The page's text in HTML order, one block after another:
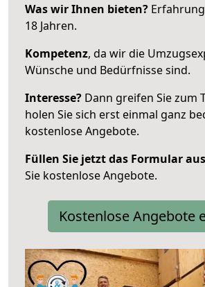
Was wir Ihnen bieten?
18 Jahren.
Kompetenz, da wir die
Wünsche und Bedürfnisse sind.
Interesse? Dann greifen Sie zum
holen Sie sich erst einmal ganz
kostenlose Angebote.
Füllen Sie jetzt das Formular aus
Sie kostenlose Angebote.
Kostenlose Angebote